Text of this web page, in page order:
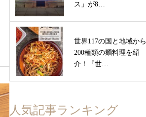
ス」が8…
世界117の国と地域から
200種類の麺料理を紹
介！『世…
人気記事ランキング